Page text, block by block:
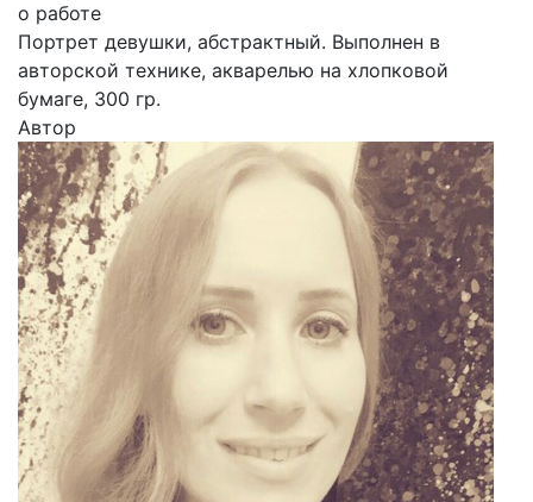
о работе
Портрет девушки, абстрактный. Выполнен в
авторской технике, акварелью на хлопковой
бумаге, 300 гр.
Автор